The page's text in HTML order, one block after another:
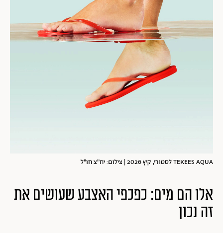
TEKEES AQUA לסטורי, קיץ 2026 | צילום: יח"צ חו"ל
אלו הם מים: כפכפי האצבע שעושים את
זה נכון